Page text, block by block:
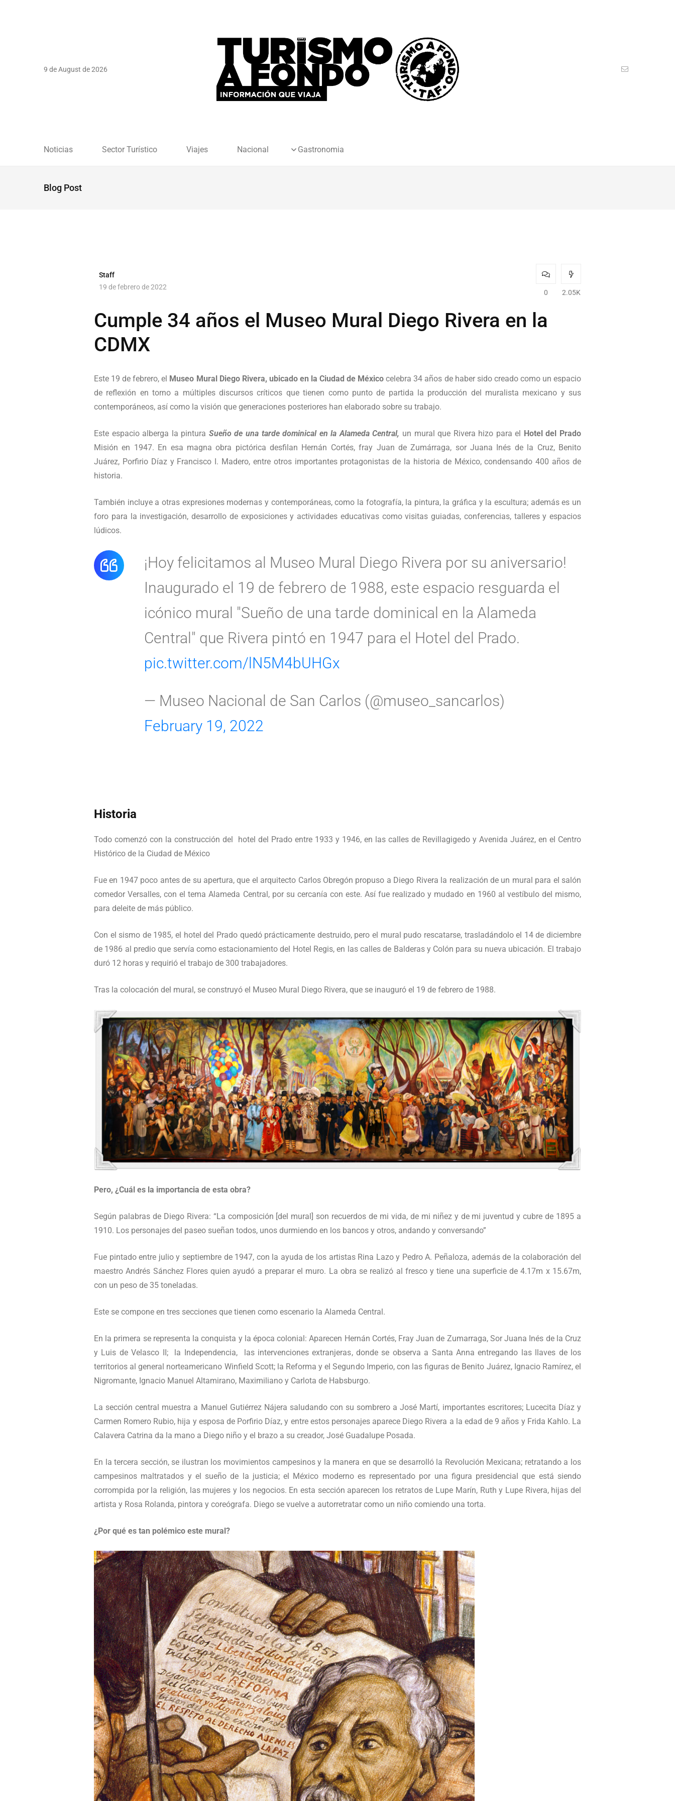
9 de August de 2026
Noticias Sector Turístico Viajes Nacional Gastronomia
Blog Post
Staff
19 de febrero de 2022
0 2.05K
Cumple 34 años el Museo Mural Diego Rivera en la
CDMX
Este 19 de febrero, el Museo Mural Diego Rivera, ubicado en la Ciudad de México celebra 34 años de haber sido creado como un espacio
de reflexión en torno a múltiples discursos críticos que tienen como punto de partida la producción del muralista mexicano y sus
contemporáneos, así como la visión que generaciones posteriores han elaborado sobre su trabajo.
Este espacio alberga la pintura Sueño de una tarde dominical en la Alameda Central, un mural que Rivera hizo para el Hotel del Prado
Misión en 1947. En esa magna obra pictórica desfilan Hernán Cortés, fray Juan de Zumárraga, sor Juana Inés de la Cruz, Benito
Juárez, Porfirio Díaz y Francisco I. Madero, entre otros importantes protagonistas de la historia de México, condensando 400 años de
historia.
También incluye a otras expresiones modernas y contemporáneas, como la fotografía, la pintura, la gráfica y la escultura; además es un
foro para la investigación, desarrollo de exposiciones y actividades educativas como visitas guiadas, conferencias, talleres y espacios
lúdicos.
¡Hoy felicitamos al Museo Mural Diego Rivera por su aniversario!
Inaugurado el 19 de febrero de 1988, este espacio resguarda el
icónico mural "Sueño de una tarde dominical en la Alameda
Central" que Rivera pintó en 1947 para el Hotel del Prado.
pic.twitter.com/lN5M4bUHGx
— Museo Nacional de San Carlos (@museo_sancarlos)
February 19, 2022
Historia
Todo comenzó con la construcción del hotel del Prado entre 1933 y 1946, en las calles de Revillagigedo y Avenida Juárez, en el Centro
Histórico de la Ciudad de México
Fue en 1947 poco antes de su apertura, que el arquitecto Carlos Obregón propuso a Diego Rivera la realización de un mural para el salón
comedor Versalles, con el tema Alameda Central, por su cercanía con este. Así fue realizado y mudado en 1960 al vestíbulo del mismo,
para deleite de más público.
Con el sismo de 1985, el hotel del Prado quedó prácticamente destruido, pero el mural pudo rescatarse, trasladándolo el 14 de diciembre
de 1986 al predio que servía como estacionamiento del Hotel Regis, en las calles de Balderas y Colón para su nueva ubicación. El trabajo
duró 12 horas y requirió el trabajo de 300 trabajadores.
Tras la colocación del mural, se construyó el Museo Mural Diego Rivera, que se inauguró el 19 de febrero de 1988.
Pero, ¿Cuál es la importancia de esta obra?
Según palabras de Diego Rivera: “La composición [del mural] son recuerdos de mi vida, de mi niñez y de mi juventud y cubre de 1895 a
1910. Los personajes del paseo sueñan todos, unos durmiendo en los bancos y otros, andando y conversando”
Fue pintado entre julio y septiembre de 1947, con la ayuda de los artistas Rina Lazo y Pedro A. Peñaloza, además de la colaboración del
maestro Andrés Sánchez Flores quien ayudó a preparar el muro. La obra se realizó al fresco y tiene una superficie de 4.17m x 15.67m,
con un peso de 35 toneladas.
Este se compone en tres secciones que tienen como escenario la Alameda Central.
En la primera se representa la conquista y la época colonial: Aparecen Hernán Cortés, Fray Juan de Zumarraga, Sor Juana Inés de la Cruz
y Luis de Velasco II; la Independencia, las intervenciones extranjeras, donde se observa a Santa Anna entregando las llaves de los
territorios al general norteamericano Winfield Scott; la Reforma y el Segundo Imperio, con las figuras de Benito Juárez, Ignacio Ramírez, el
Nigromante, Ignacio Manuel Altamirano, Maximiliano y Carlota de Habsburgo.
La sección central muestra a Manuel Gutiérrez Nájera saludando con su sombrero a José Martí, importantes escritores; Lucecita Díaz y
Carmen Romero Rubio, hija y esposa de Porfirio Díaz, y entre estos personajes aparece Diego Rivera a la edad de 9 años y Frida Kahlo. La
Calavera Catrina da la mano a Diego niño y el brazo a su creador, José Guadalupe Posada.
En la tercera sección, se ilustran los movimientos campesinos y la manera en que se desarrolló la Revolución Mexicana; retratando a los
campesinos maltratados y el sueño de la justicia; el México moderno es representado por una figura presidencial que está siendo
corrompida por la religión, las mujeres y los negocios. En esta sección aparecen los retratos de Lupe Marín, Ruth y Lupe Rivera, hijas del
artista y Rosa Rolanda, pintora y coreógrafa. Diego se vuelve a autorretratar como un niño comiendo una torta.
¿Por qué es tan polémico este mural?